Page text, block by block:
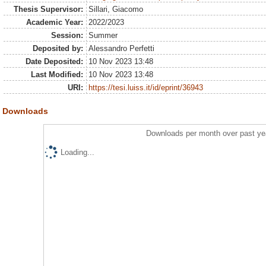
Thesis Supervisor:
Sillari, Giacomo
Academic Year:
2022/2023
Session:
Summer
Deposited by:
Alessandro Perfetti
Date Deposited:
10 Nov 2023 13:48
Last Modified:
10 Nov 2023 13:48
URI:
https://tesi.luiss.it/id/eprint/36943
Downloads
Downloads per month over past
Loading...